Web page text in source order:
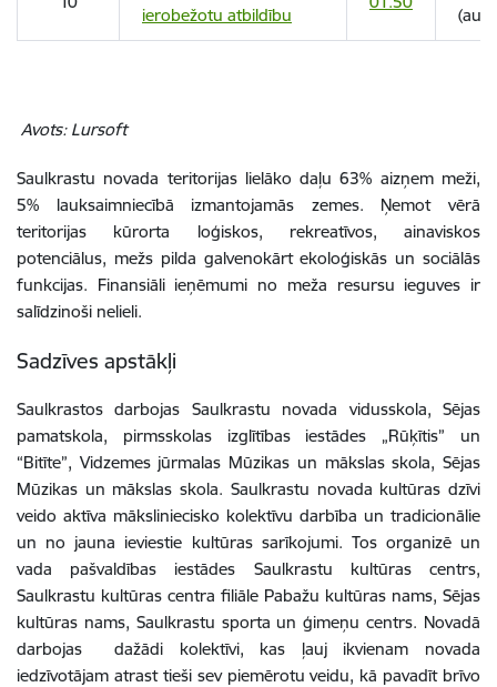
ierobežotu atbildību
Avots: Lursoft
Saulkrastu novada teritorijas lielāko daļu 63% aizņem meži,
5% lauksaimniecībā izmantojamās zemes. Ņemot vērā
teritorijas kūrorta loģiskos, rekreatīvos, ainaviskos
potenciālus, mežs pilda galvenokārt ekoloģiskās un sociālās
funkcijas. Finansiāli ieņēmumi no meža resursu ieguves ir
salīdzinoši nelieli.
Sadzīves apstākļi
Saulkrastos darbojas Saulkrastu novada vidusskola, Sējas
pamatskola, pirmsskolas izglītības iestādes „Rūķītis” un
“Bitīte”, Vidzemes jūrmalas Mūzikas un mākslas skola, Sējas
Mūzikas un mākslas skola. Saulkrastu novada kultūras dzīvi
veido aktīva māksliniecisko kolektīvu darbība un tradicionālie
un no jauna ieviestie kultūras sarīkojumi. Tos organizē un
vada pašvaldības iestādes Saulkrastu kultūras centrs,
Saulkrastu kultūras centra filiāle Pabažu kultūras nams, Sējas
kultūras nams, Saulkrastu sporta un ģimeņu centrs. Novadā
darbojas dažādi kolektīvi, kas ļauj ikvienam novada
iedzīvotājam atrast tieši sev piemērotu veidu, kā pavadīt brīvo